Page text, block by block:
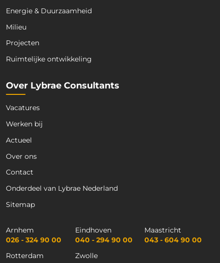
iEnergie & Duurzaamheid
Milieu
Projecten
Ruimtelijke ontwikkeling
Over Lybrae Consultants
Vacatures
Werken bij
Actueel
Over ons
Contact
Onderdeel van Lybrae Nederland
Sitemap
Arnhem
026 - 324 90 00
Eindhoven
040 - 294 90 00
Maastricht
043 - 604 90 00
Rotterdam
Zwolle